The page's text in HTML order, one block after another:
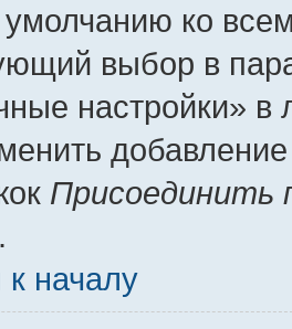
умолчанию ко
выбор в
настройки»
Присоединить
к началу